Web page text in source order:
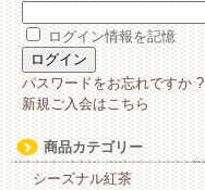
ログイン情報を記憶
パスワードをお忘れですか ?
新規ご入会はこちら
商品カテゴリー
シーズナル紅茶